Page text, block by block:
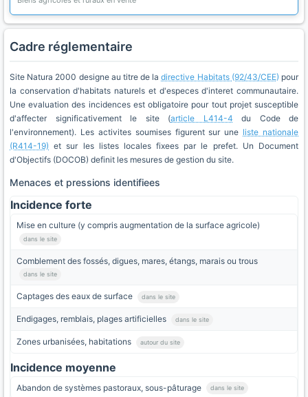
Cadre réglementaire
Site Natura 2000 designe au titre de ladirective Habitats (92/43/CEE) pour
la conservation d'habitats naturels et d'especes d'interet communautaire.
Une evaluation des incidences est obligatoire pour tout projet susceptible
d'affecter significativement le site (article L414-4 du Code de
l'environnement). Les activites soumises figurent sur une liste nationale
(R414-19) et sur les listes locales fixees par le prefet. Un Document
d'Objectifs (DOCOB) definit les mesures de gestion du site.
Menaces et pressions identifiees
Incidence forte
Mise en culture (y compris augmentation de la surface agricole)
dans le site
Comblement des fossés, digues, mares, étangs, marais ou trous
dans le site
Captages des eaux de surface dans le site
Endigages, remblais, plages artificielles dans le site
Zones urbanisées, habitations autour du site
Incidence moyenne
Abandon de systèmes pastoraux, sous-pâturage dans le site